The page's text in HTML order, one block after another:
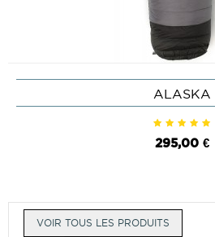
ALASKA
295,00 €
VOIR TOUS LES PRODUITS